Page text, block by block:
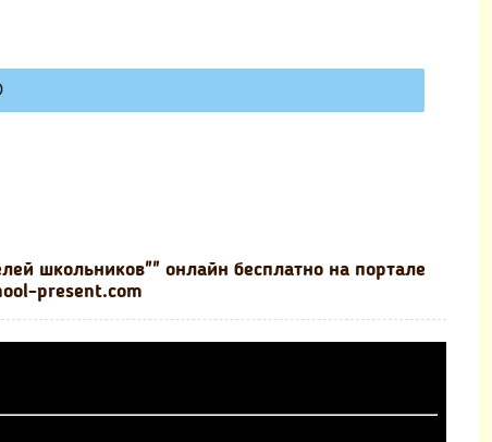
школьников"" онлайн бесплатно на портале
present.com